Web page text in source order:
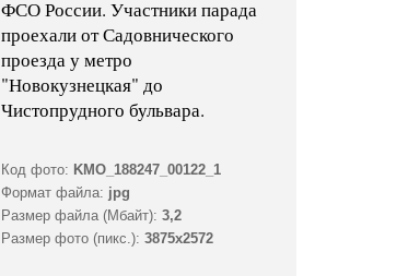
ФСО России. Участники парада
проехали от Садовнического
проезда у метро
"Новокузнецкая" до
Чистопрудного бульвара.
Код фото: KMO_188247_00122_1
Формат файла: jpg
Размер файла (Мбайт): 3,2
Размер фото (пикс.): 3875x2572